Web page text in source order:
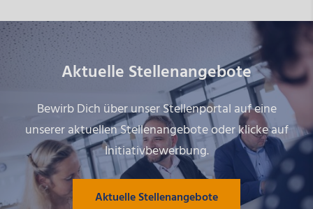
Aktuelle Stellenangebote
Bewirb Dich über unser Stellenportal auf eine
unserer aktuellen Stellenangebote oder klicke auf
Initiativbewerbung.
Aktuelle Stellenangebote